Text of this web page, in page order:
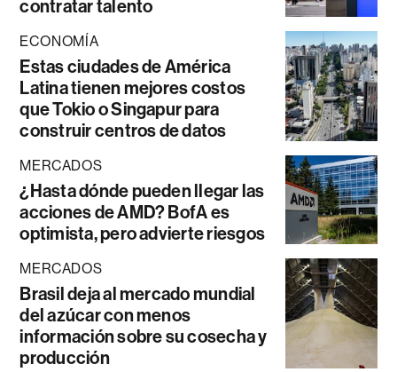
contratar talento
ECONOMÍA
Estas ciudades de América
Latina tienen mejores costos
que Tokio o Singapur para
construir centros de datos
MERCADOS
¿Hasta dónde pueden llegar las
acciones de AMD? BofA es
optimista, pero advierte riesgos
MERCADOS
Brasil deja al mercado mundial
del azúcar con menos
información sobre su cosecha y
producción